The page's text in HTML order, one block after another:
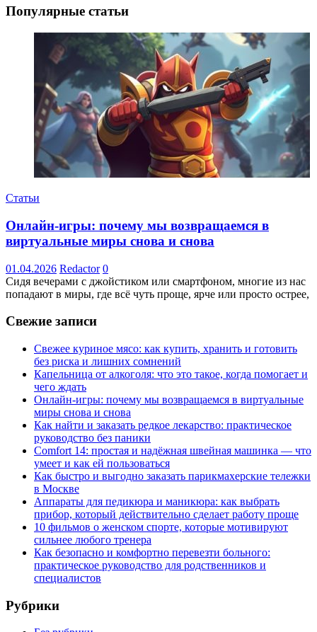
Популярные статьи
Статьи
Онлайн-игры: почему мы возвращаемся в
виртуальные миры снова и снова
01.04.2026 Redactor 0
Сидя вечерами с джойстиком или смартфоном, многие из нас
попадают в миры, где всё чуть проще, ярче или просто острее,
Свежие записи
Свежее куриное мясо: как купить, хранить и готовить
без риска и лишних сомнений
Капельница от алкоголя: что это такое, когда помогает и
чего ждать
Онлайн-игры: почему мы возвращаемся в виртуальные
миры снова и снова
Как найти и заказать редкое лекарство: практическое
руководство без паники
Comfort 14: простая и надёжная швейная машинка — что
умеет и как ей пользоваться
Как быстро и выгодно заказать парикмахерские тележки
в Москве
Аппараты для педикюра и маникюра: как выбрать
прибор, который действительно сделает работу проще
10 фильмов о женском спорте, которые мотивируют
сильнее любого тренера
Как безопасно и комфортно перевезти больного:
практическое руководство для родственников и
специалистов
Рубрики